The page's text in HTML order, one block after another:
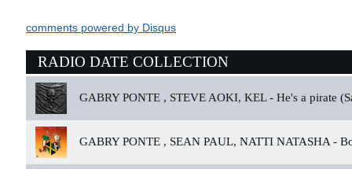
comments powered by Disqus
RADIO DATE COLLECTION
GABRY PONTE , STEVE AOKI, KEL - He's a pirate
GABRY PONTE , SEAN PAUL, NATTI NATASHA -